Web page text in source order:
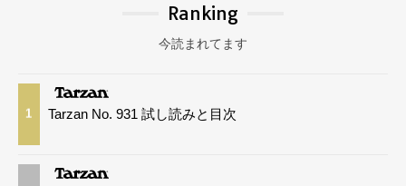
Ranking
今読まれてます
1 Tarzan No. 931 試し読みと目次